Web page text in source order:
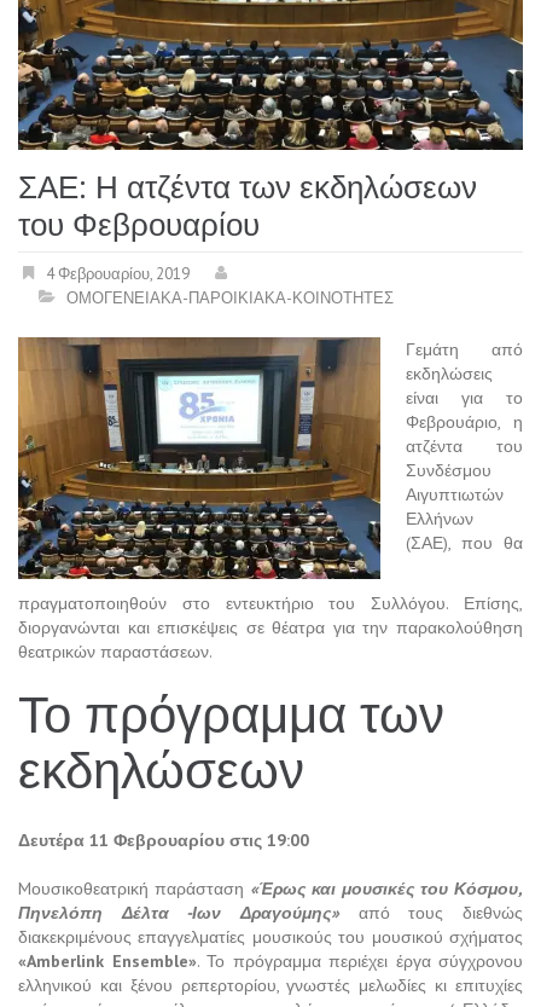
ΣΑΕ: Η ατζέντα των εκδηλώσεων
του Φεβρουαρίου
4 Φεβρουαρίου, 2019
ΟΜΟΓΕΝΕΙΑΚΑ-ΠΑΡΟΙΚΙΑΚΑ-ΚΟΙΝΟΤΗΤΕΣ
Γεμάτη από
εκδηλώσεις
είναι για το
Φεβρουάριο, η
ατζέντα του
Συνδέσμου
Αιγυπτιωτών
Ελλήνων
(ΣΑΕ), που θα
πραγματοποιηθούν στο εντευκτήριο του Συλλόγου. Επίσης,
διοργανώνται και επισκέψεις σε θέατρα για την παρακολούθηση
θεατρικών παραστάσεων.
Το πρόγραμμα των
εκδηλώσεων
Δευτέρα 11 Φεβρουαρίου στις 19:00
Mουσικοθεατρική παράσταση «Έρως και μουσικές του Κόσμου,
Πηνελόπη Δέλτα -Ιων Δραγούμης» από τους διεθνώς
διακεκριμένους επαγγελματίες μουσικούς του μουσικού σχήματος
«Amberlink Ensemble». Το πρόγραμμα περιέχει έργα σύγχρονου
ελληνικού και ξένου ρεπερτορίου, γνωστές μελωδίες κι επιτυχίες